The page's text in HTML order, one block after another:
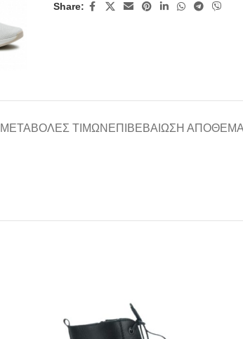
Share:
ΜΕΤΑΒΟΛΈΣ ΤΙΜΏΝ ΕΠΙΒΕΒΑΊΩΣΗ